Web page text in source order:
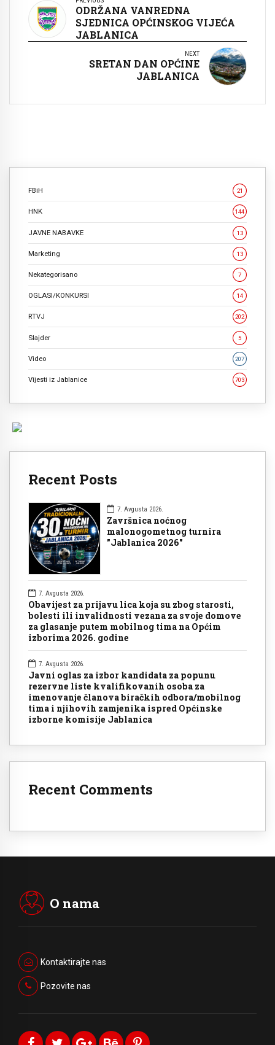
ODRŽANA VANREDNA
SJEDNICA OPĆINSKOG VIJEĆA
JABLANICA
NEXT
SRETAN DAN OPĆINE
JABLANICA
FBiH 21
HNK 144
JAVNE NABAVKE 13
Marketing 13
Nekategorisano 7
OGLASI/KONKURSI 14
RTVJ 202
Slajder 5
Video 207
Vijesti iz Jablanice 703
Recent Posts
7. Avgusta 2026.
Završnica noćnog
malonogometnog turnira
"Jablanica 2026"
7. Avgusta 2026.
Obavijest za prijavu lica koja su zbog starosti,
bolesti ili invalidnosti vezana za svoje domove
za glasanje putem mobilnog tima na Općim
izborima 2026. godine
7. Avgusta 2026.
Javni oglas za izbor kandidata za popunu
rezervne liste kvalifikovanih osoba za
imenovanje članova biračkih odbora/mobilnog
tima i njihovih zamjenika ispred Općinske
izborne komisije Jablanica
Recent Comments
O nama
Kontaktirajte nas
Pozovite nas